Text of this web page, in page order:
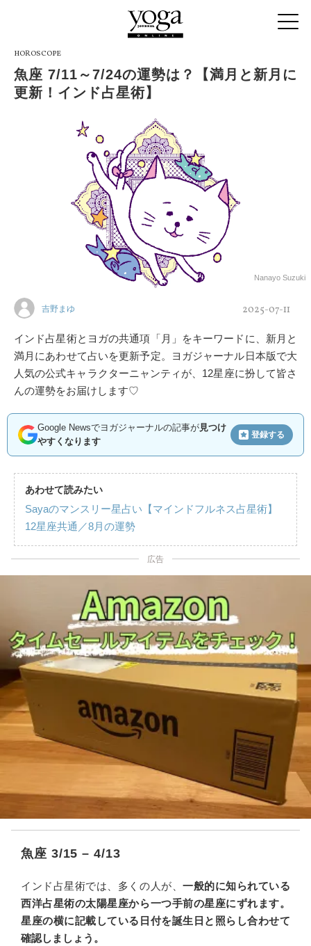
HOROSCOPE
魚座 7/11～7/24の運勢は？【満月と新月に
更新！インド占星術】
Nanayo Suzuki
吉野まゆ 2025-07-11
インド占星術とヨガの共通項「月」をキーワードに、新月と
満月にあわせて占いを更新予定。ヨガジャーナル日本版で大
人気の公式キャラクターニャンティが、12星座に扮して皆さ
んの運勢をお届けします♡
Google Newsでヨガジャーナルの記事が見つけ
やすくなります
登録する
あわせて読みたい
Sayaのマンスリー星占い【マインドフルネス占星術】
12星座共通／8月の運勢
広告
魚座 3/15 – 4/13
インド占星術では、多くの人が、一般的に知られている
西洋占星術の太陽星座から一つ手前の星座にずれます。
星座の横に記載している日付を誕生日と照らし合わせて
確認しましょう。